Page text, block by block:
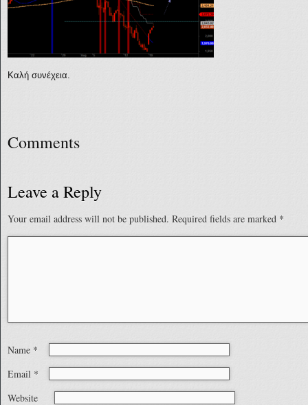
Καλή συνέχεια.
Comments
Leave a Reply
Your email address will not be published. Required fields are marked *
Name *
Email *
Website